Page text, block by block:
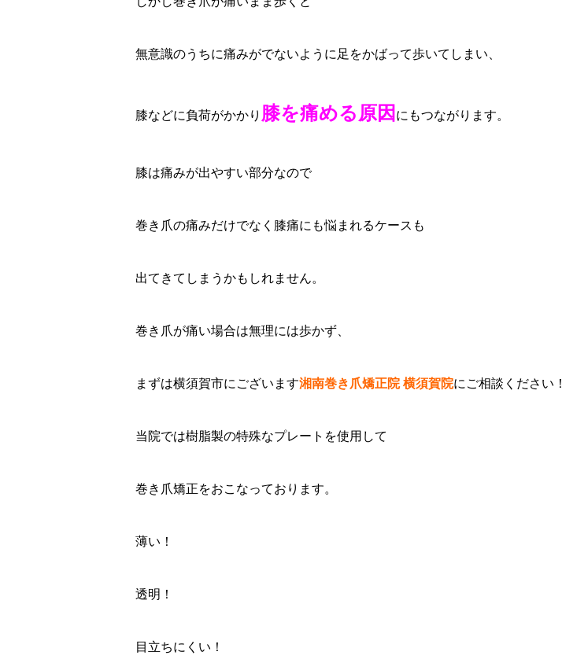
無意識のうちに痛みがでないように足をかばって歩いてしまい、
膝などに負荷がかかり 膝を痛める原因 にもつながります。
膝は痛みが出やすい部分なので
巻き爪の痛みだけでなく膝痛にも悩まれるケースも
出てきてしまうかもしれません。
巻き爪が痛い場合は無理には歩かず、
まずは横須賀市にございます湘南巻き爪矯正院 横須賀院にご相談ください！
当院では樹脂製の特殊なプレートを使用して
巻き爪矯正をおこなっております。
薄い！
透明！
目立ちにくい！